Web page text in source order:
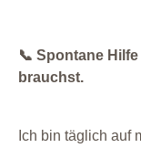
📞 Spontane
brauchst.
Ich bin täglich auf